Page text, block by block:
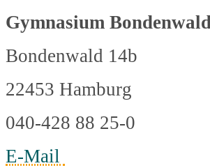
Gymnasium
Bondenwald 14b
22453 Hamburg
040-428 88 25-0
E-Mail